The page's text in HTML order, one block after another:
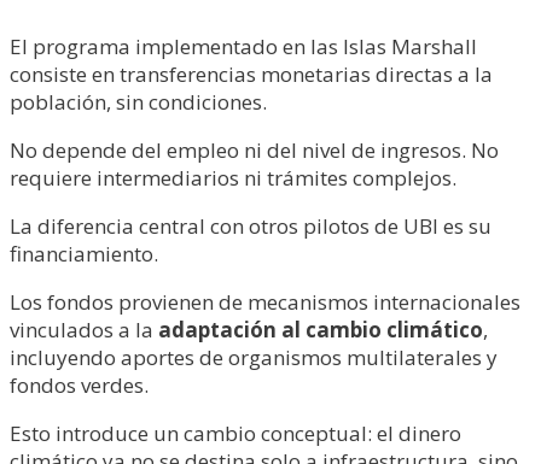
El programa implementado en las Islas Marshall
consiste en transferencias monetarias directas a la
población, sin condiciones.
No depende del empleo ni del nivel de ingresos. No
requiere intermediarios ni trámites complejos.
La diferencia central con otros pilotos de UBI es su
financiamiento.
Los fondos provienen de mecanismos internacionales
vinculados a la adaptación al cambio climático,
incluyendo aportes de organismos multilaterales y
fondos verdes.
Esto introduce un cambio conceptual: el dinero